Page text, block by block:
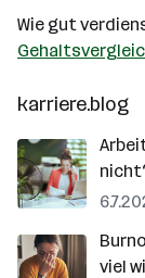
Wie gut
karriere.blog
viel